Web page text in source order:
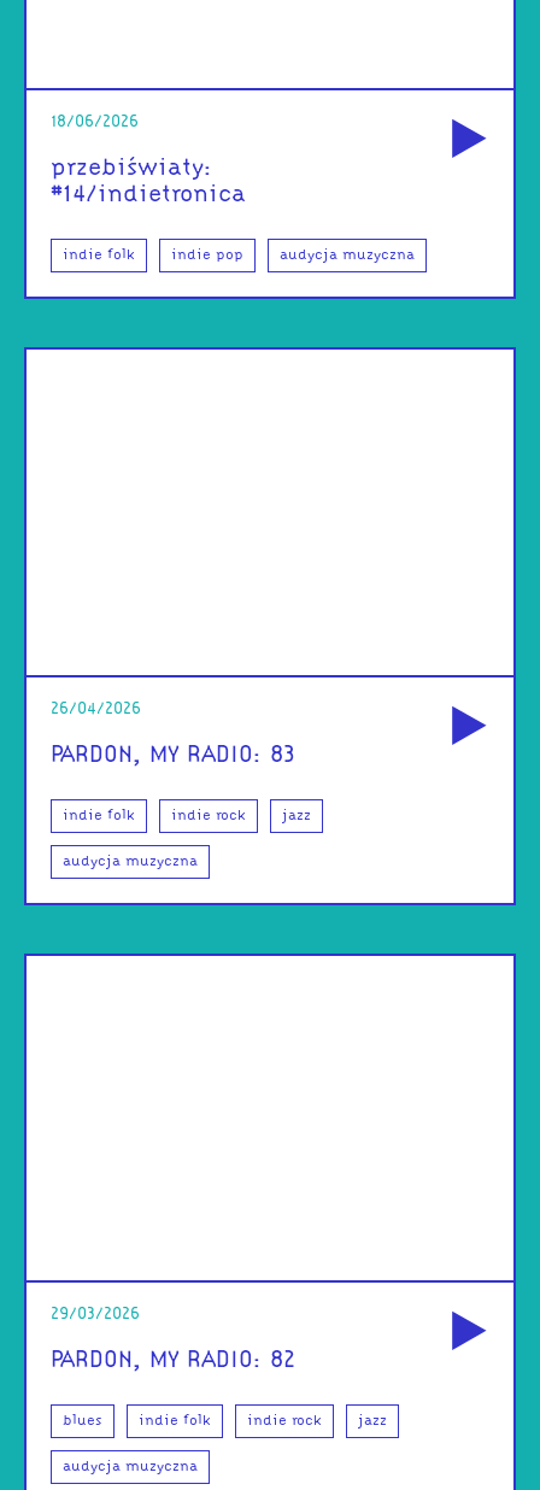
18/06/2026
przebiświaty:
#14/indietronica
indie folk indie pop audycja muzyczna
26/04/2026
PARDON, MY RADIO: 83
indie folk indie rock jazz
audycja muzyczna
29/03/2026
PARDON, MY RADIO: 82
blues indie folk indie rock jazz
audycja muzyczna